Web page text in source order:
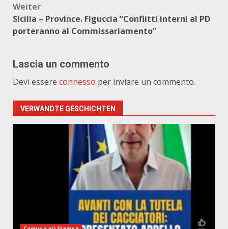
Weiter
Sicilia – Province. Figuccia “Conflitti interni al PD
porteranno al Commissariamento”
Lascia un commento
Devi essere connesso per inviare un commento.
VERWANDTE GESCHICHTEN